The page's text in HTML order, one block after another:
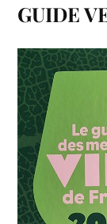
GUIDE